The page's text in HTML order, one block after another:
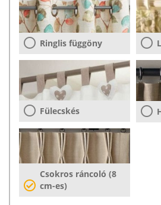
Ringlis függöny
Fülecskés
Csokros ráncoló (8
cm-es)